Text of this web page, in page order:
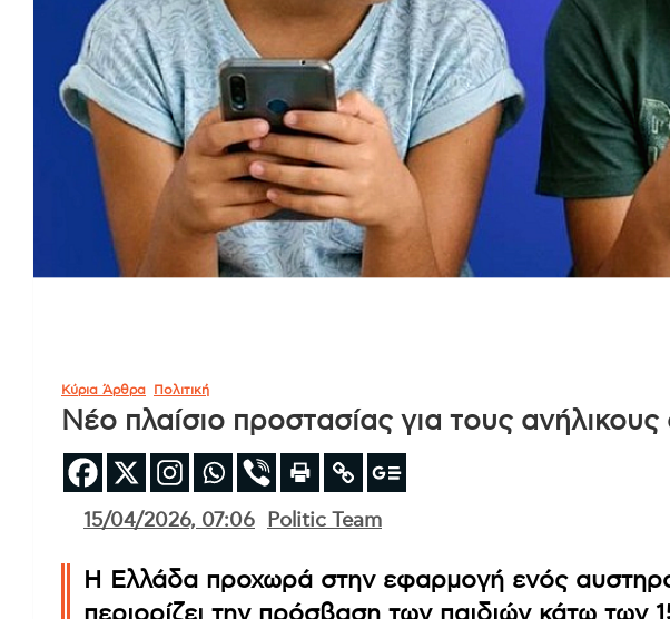
Κύρια Άρθρα Πολιτική
Νέο πλαίσιο προστασίας για τους
15/04/2026, 07:06 Politic Team
Η Ελλάδα προχωρά στην εφαρμογή ενός
περιορίζει την πρόσβαση των παιδιών κάτω των